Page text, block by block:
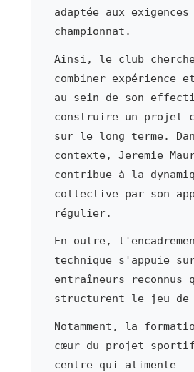
adaptée aux exigences
championnat.
Ainsi, le club
combiner expérience
au sein de son
construire un projet
sur le long terme.
contexte, Jeremie
contribue à la
collective par son
régulier.
En outre,
technique s'appuie
entraîneurs reconnus
structurent le jeu de
Notamment, la
cœur du projet
centre qui alimente